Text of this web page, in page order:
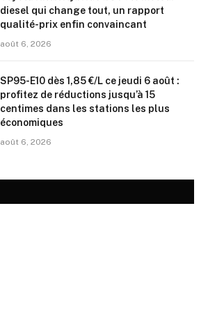
diesel qui change tout, un rapport
qualité-prix enfin convaincant
août 6, 2026
SP95-E10 dès 1,85 €/L ce jeudi 6 août :
profitez de réductions jusqu’à 15
centimes dans les stations les plus
économiques
août 6, 2026